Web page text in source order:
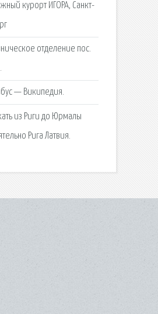
курорт ИГОРА, Санкт-
отделение пос.
— Википедия.
из Риги до Юрмалы
Рига Латвия.